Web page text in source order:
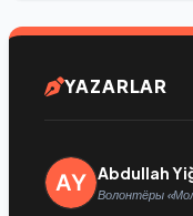
YAZARLAR
Abdullah
Волонтёры